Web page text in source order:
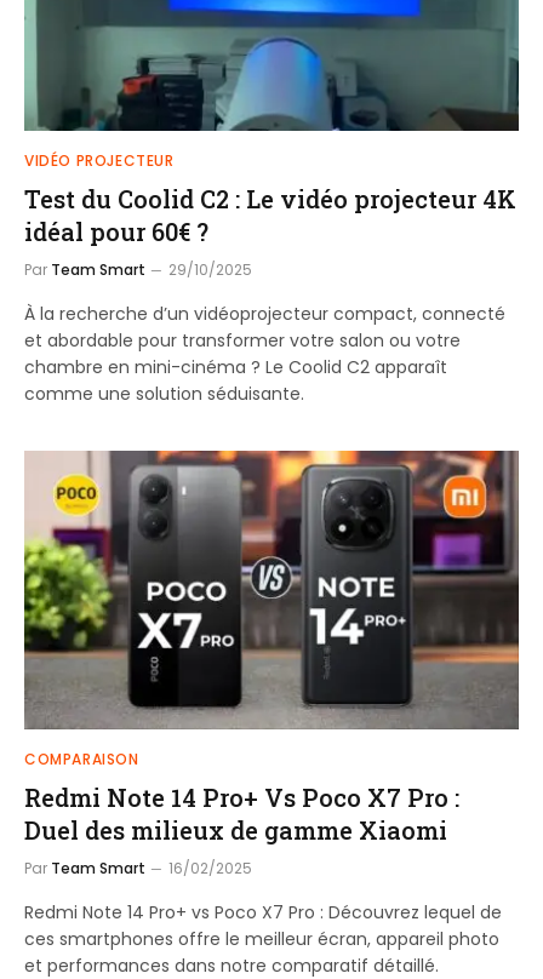
VIDÉO PROJECTEUR
Test du Coolid C2 : Le vidéo projecteur 4K
idéal pour 60€ ?
Par Team Smart 29/10/2025
À la recherche d’un vidéoprojecteur compact, connecté
et abordable pour transformer votre salon ou votre
chambre en mini-cinéma ? Le Coolid C2 apparaît
comme une solution séduisante.
COMPARAISON
Redmi Note 14 Pro+ Vs Poco X7 Pro :
Duel des milieux de gamme Xiaomi
Par Team Smart 16/02/2025
Redmi Note 14 Pro+ vs Poco X7 Pro : Découvrez lequel de
ces smartphones offre le meilleur écran, appareil photo
et performances dans notre comparatif détaillé.